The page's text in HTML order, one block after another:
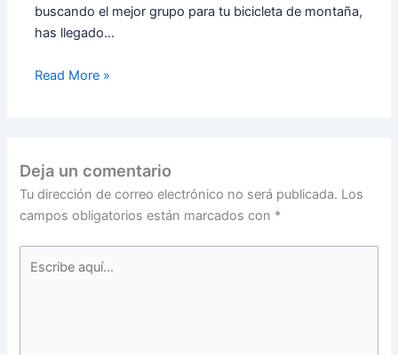
buscando el mejor grupo para tu bicicleta de montaña,
has llegado…
Read More »
Deja un comentario
Tu dirección de correo electrónico no será publicada. Los
campos obligatorios están marcados con *
aquí...